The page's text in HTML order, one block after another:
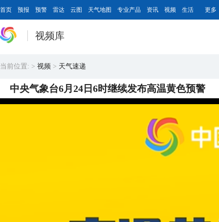
首页 预报 预警 雷达 云图 天气地图 专业产品 资讯 视频 生活 更多
视频库
当前位置: > 视频 > 天气速递
中央气象台6月24日6时继续发布高温黄色预警